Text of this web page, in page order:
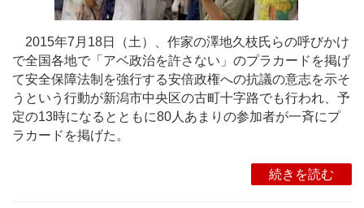
2015年7月18日（土）、作家の澤地久枝氏らの呼びかけ
で全国各地で「アベ政治を許さない」のプラカードを掲げ
て安全保障法制を強行する安倍政権への抗議の意志を示そ
うという行動が新潟市中央区の古町十字路でも行われ、予
定の13時になるとともに80人あまりの参加者が一斉にプ
ラカードを掲げた。
続きを読む